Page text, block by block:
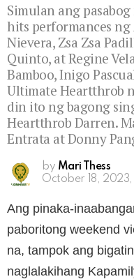
Simulan ang
hits performances ng
Nievera, Zsa Zsa
Quinto, at Regine
Bamboo, Inigo
Ultimate Heartthrob
din ito ng bagong
Heartthrob Darren.
Entrata at Donny
by Mari Thess
October 18, 2023,
Ang pinaka-
paboritong weekend
na, tampok ang
naglalakihang